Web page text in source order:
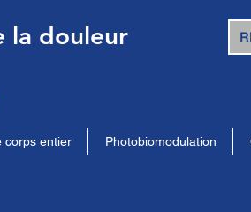
la douleur
corps entier Photobiomodulation